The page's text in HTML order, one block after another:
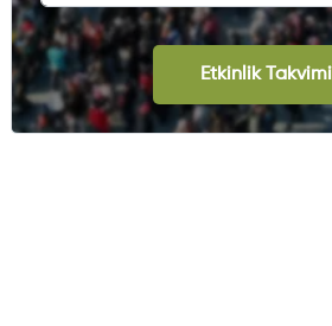
Etkinlik Takvimi